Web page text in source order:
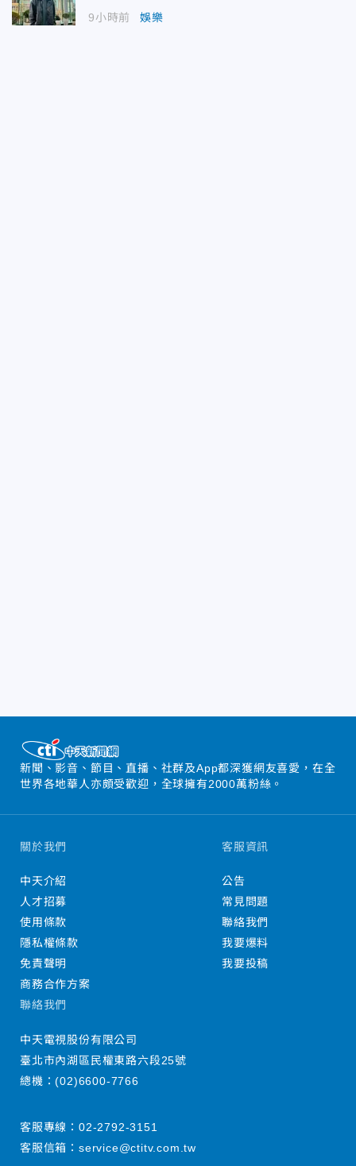
9小時前 娛樂
新聞、影音、節目、直播、社群及App都深獲網友喜愛，在全
世界各地華人亦頗受歡迎，全球擁有2000萬粉絲。
關於我們
中天介紹
人才招募
使用條款
隱私權條款
免責聲明
商務合作方案
客服資訊
公告
常見問題
聯絡我們
我要爆料
我要投稿
聯絡我們
中天電視股份有限公司
臺北市內湖區民權東路六段25號
總機：(02)6600-7766
客服專線： 02-2792-3151
客服信箱： service@ctitv.com.tw